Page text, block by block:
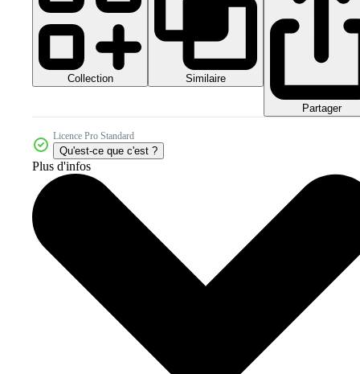
Collection Similaire
Partager
Licence Pro Standard
Qu'est-ce que c'est ?
Plus d'infos